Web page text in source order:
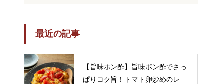
最近の記事
【旨味ポン酢】旨味ポン酢でさっ
ぱりコク旨！トマト卵炒めのレシ